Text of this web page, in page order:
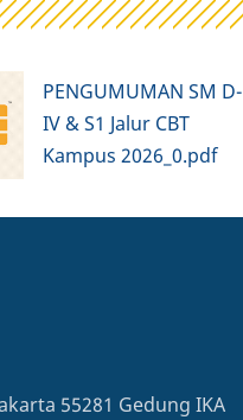
PENGUMUMAN SM D-
IV & S1 Jalur CBT
Kampus 2026_0.pdf
55281 Gedung IKA